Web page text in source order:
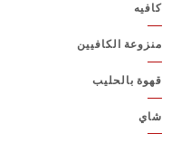
كافيه
منزوعة الكافيين
قهوة بالحليب
شاي